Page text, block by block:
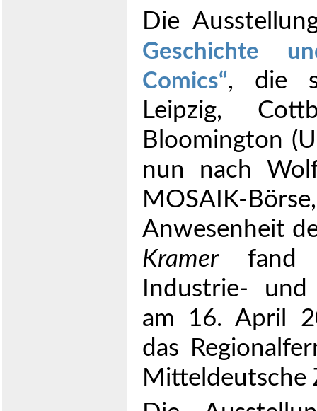
Die
Geschichte
Comics , die
Leipzig,
Bloomington
nun nach
MOSAIK-
Anwesenheit
Kramerfand
Industrie-
am 16. April
das
Mitteldeutsche